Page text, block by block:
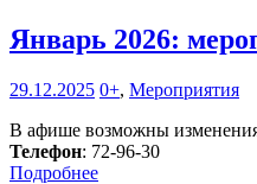
Январь 2026:
29.12.2025 0+, Мероприятия
В афише возможны
Телефон: 72-96-30
Подробнее